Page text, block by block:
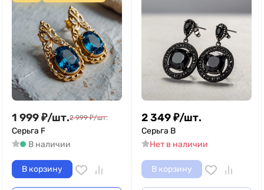
1 999₽/шт.2 999 ₽/шт.
Серьга F
В наличии
В корзину
2 349₽/шт.
Серьга B
Нет в наличии
В корзину